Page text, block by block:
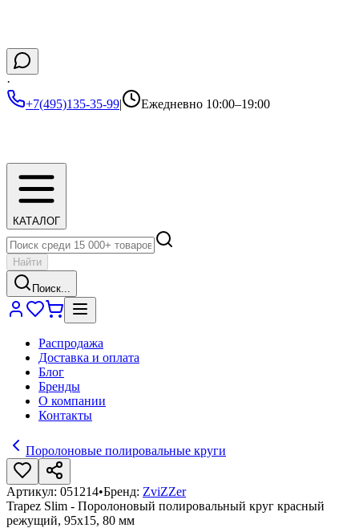
·
+7(495)135-35-99| Ежедневно 10:00–19:00
КАТАЛОГ
Найти
Поиск...
Распродажа
Доставка и оплата
Блог
Бренды
О компании
Контакты
Поролоновые полировальные круги
Артикул: 051214•Бренд: ZviZZer
Trapez Slim - Поролоновый полировальный круг красный
режущий, 95х15, 80 мм